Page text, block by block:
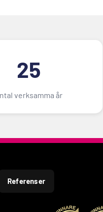
25
verksamma år
Referenser